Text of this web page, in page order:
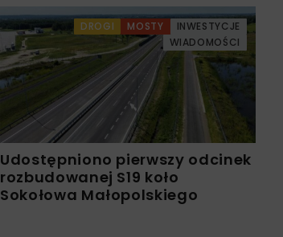
DROGI MOSTY
INWESTYCJE
WIADOMOŚCI
Udostępniono pierwszy odcinek
rozbudowanej S19 koło
Sokołowa Małopolskiego